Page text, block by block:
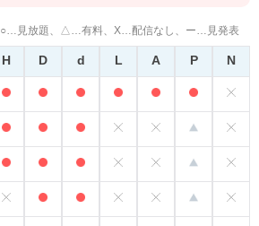
○…見放題、△…有料、X…配信なし、ー…見発表
H D d L A P N